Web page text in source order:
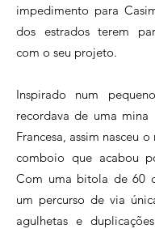
impedimento para
dos estrados terem
com o seu projeto.
Inspirado num
recordava de uma mina
Francesa, assim nasceu
comboio que acabou
Com uma bitola de 60
um percurso de via
agulhetas e